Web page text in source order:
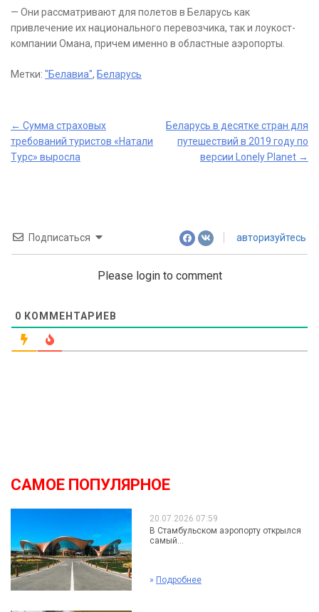
— Они рассматривают для полетов в Беларусь как
привлечение их национального перевозчика, так и лоукост-
компании Омана, причем именно в областные аэропорты.
Метки: "Белавиа", Беларусь
Post
navigation
← Сумма страховых
требований туристов «Натали
Турс» выросла
Беларусь в десятке стран для
путешествий в 2019 году по
версии Lonely Planet →
Подписаться авторизуйтесь
Please login to comment
0 КОММЕНТАРИЕВ
САМОЕ ПОПУЛЯРНОЕ
20.07.2026 07:59
В Стамбульском аэропорту открылся
самый...
» Подробнее